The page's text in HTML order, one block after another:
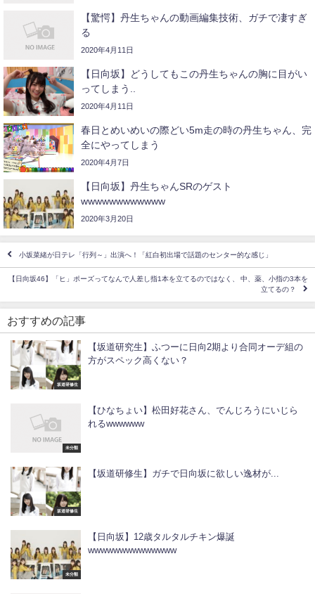
【驚愕】丹生ちゃんの動画編集技術、ガチで凄すぎ
る
2020年4月11日
【日向坂】どうしてもこの丹生ちゃんの胸に目がい
ってしまう..
2020年4月11日
春日とめいめいの際どい5m走の時の丹生ちゃん、完
全にやってしまう
2020年4月7日
【日向坂】丹生ちゃんSRのゲスト
wwwwwwwwwwww
2020年3月20日
小坂菜緒が日テレ「行列～」出演へ！「紅白初出場で話題のセンター的な感じ」
【日向坂46】「ヒ」ポーズってなんで人差し指1本を立てるのではなく、 中、薬、小指の3本を
立てるの？
おすすめの記事
坂道研修生
【坂道研究生】ふつーに日向2期より合同オーデ組の
方がスペック高くない？
未分類
【ひなちょい】松田好花さん、でんじろうにいじら
れるwwwwww
坂道研修生
【坂道研修生】ガチで日向坂に欲しい逸材が...
未分類
【日向坂】12歳タルタルチキン爆誕
wwwwwwwwwwwwww